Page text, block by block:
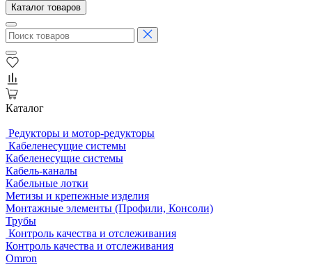
Каталог товаров
Каталог
Редукторы и мотор-редукторы
Кабеленесущие системы
Кабеленесущие системы
Кабель-каналы
Кабельные лотки
Метизы и крепежные изделия
Монтажные элементы (Профили, Консоли)
Трубы
Контроль качества и отслеживания
Контроль качества и отслеживания
Omron